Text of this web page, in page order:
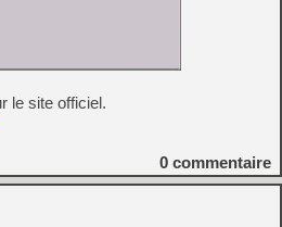
le site officiel.
0 commentaire